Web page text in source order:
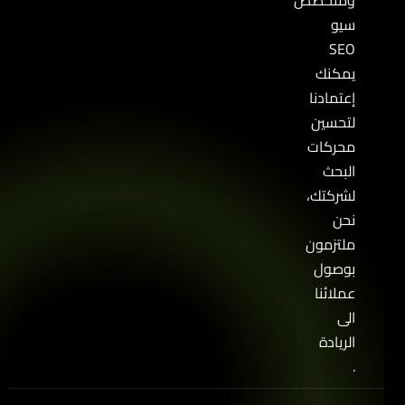
سيو
SEO
يمكنك
إعتمادنا
لتحسين
محركات
البحث
لشركتك،
نحن
ملتزمون
بوصول
عملائنا
الريادة